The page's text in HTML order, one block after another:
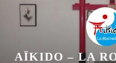
contenu
AÏKIDO – LA